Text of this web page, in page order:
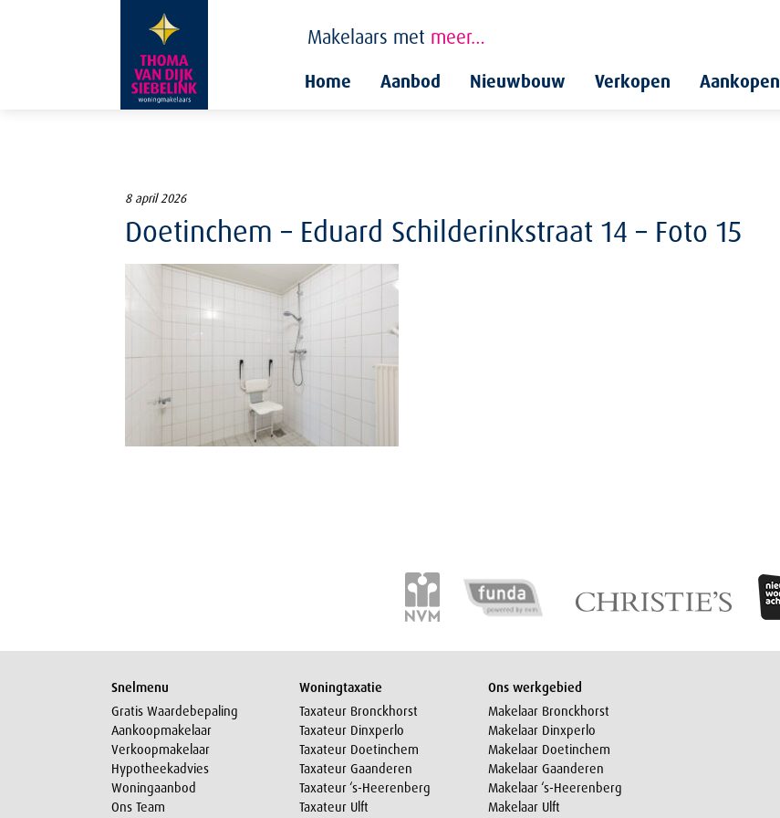
Makelaars met meer…
Home Aanbod Nieuwbouw Verkopen Aankopen
8 april 2026
Doetinchem – Eduard Schilderinkstraat 14 – Foto 15
Snelmenu
Gratis Waardebepaling
Aankoopmakelaar
Verkoopmakelaar
Hypotheekadvies
Woningaanbod
Ons Team
Woningtaxatie
Taxateur Bronckhorst
Taxateur Dinxperlo
Taxateur Doetinchem
Taxateur Gaanderen
Taxateur ‘s-Heerenberg
Taxateur Ulft
Ons werkgebied
Makelaar Bronckhorst
Makelaar Dinxperlo
Makelaar Doetinchem
Makelaar Gaanderen
Makelaar ‘s-Heerenberg
Makelaar Ulft